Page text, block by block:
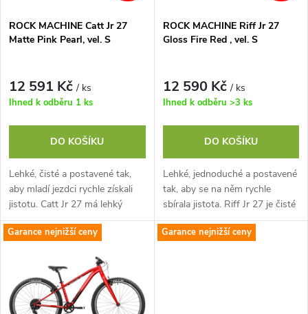
p
r
o
u
k
t
ů
s
p
r
o
d
u
k
ů
ROCK MACHINE Catt Jr 27
Matte Pink Pearl, vel. S
12 591 Kč/ ks
Ihned k odběru 1 ks
DO KOŠÍKU
Lehké, čisté a postavené tak,
aby mladí jezdci rychle získali
jistotu. Catt Jr 27 má lehký
hliníkový rám s vyladěnými
jízdními vlastnostmi pro
ROCK MACHINE Riff Jr 27
Gloss Fire Red , vel. S
12 590 Kč/ ks
Ihned k odběru >3 ks
DO KOŠÍKU
Lehké, jednoduché a postavené
tak, aby se na něm rychle
sbírala jistota. Riff Jr 27 je čisté
juniorské kolo s lehkým
hliníkovým rámem a snadno...
Garance nejnižší ceny Garance nejnižší ceny